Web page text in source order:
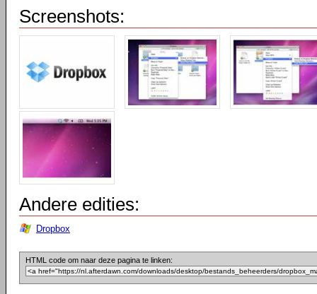
Screenshots:
Andere edities:
Dropbox
HTML code om naar deze pagina te linken: